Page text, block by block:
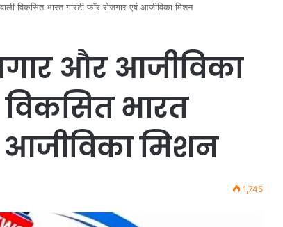
विकसित भारत गारंटी फॉर रोजगार एवं आजीविका मिशन
और आजीविका
विकसित भारत
आजीविका मिशन
1,745